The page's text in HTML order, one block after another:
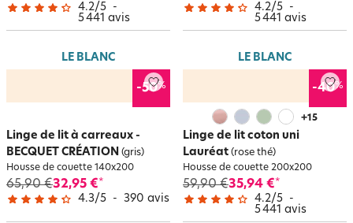
4.2/5 -
5 441 avis
4.2/5 -
5 441 avis
LE BLANC
-50%
Linge de lit à carreaux -
BECQUET CRÉATION (gris)
Housse de couette 140x200
65,90 €32,95 €*
4.3/5 - 390 avis
LE BLANC
-40%
+15
Linge de lit coton uni
Lauréat (rose thé)
Housse de couette 200x200
59,90 €35,94 €*
4.2/5 -
5 441 avis